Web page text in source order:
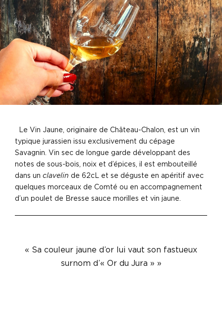
Le Vin Jaune, originaire de Château-Chalon, est un vin
typique jurassien issu exclusivement du cépage
Savagnin. Vin sec de longue garde développant des
notes de sous-bois, noix et d’épices, il est embouteillé
dans un clavelin de 62cL et se déguste en apéritif avec
quelques morceaux de Comté ou en accompagnement
d’un poulet de Bresse sauce morilles et vin jaune.
« Sa couleur jaune d’or lui vaut son fastueux
surnom d’« Or du Jura » »